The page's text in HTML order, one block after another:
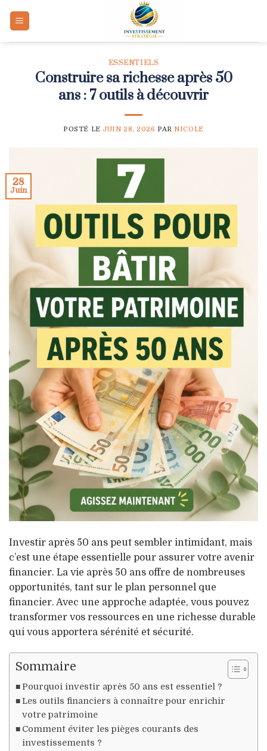
ESSENTIELS
Construire sa richesse après 50
ans : 7 outils à découvrir
POSTÉ LE JUIN 28, 2026 PAR NICOLE
28
Juin
Investir après 50 ans peut sembler intimidant, mais
c’est une étape essentielle pour assurer votre avenir
financier. La vie après 50 ans offre de nombreuses
opportunités, tant sur le plan personnel que
financier. Avec une approche adaptée, vous pouvez
transformer vos ressources en une richesse durable
qui vous apportera sérénité et sécurité.
Sommaire
Pourquoi investir après 50 ans est essentiel ?
Les outils financiers à connaître pour enrichir
votre patrimoine
Comment éviter les pièges courants des
investissements ?